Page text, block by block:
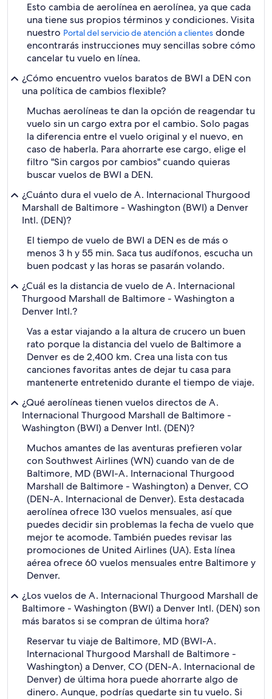
Esto cambia de aerolínea en aerolínea, ya que cada
una tiene sus propios términos y condiciones. Visita
nuestro Portal del servicio de atención a clientes donde
encontrarás instrucciones muy sencillas sobre cómo
cancelar tu vuelo en línea.
¿Cómo encuentro vuelos baratos de BWI a DEN con
una política de cambios flexible?
Muchas aerolíneas te dan la opción de reagendar tu
vuelo sin un cargo extra por el cambio. Solo pagas
la diferencia entre el vuelo original y el nuevo, en
caso de haberla. Para ahorrarte ese cargo, elige el
filtro "Sin cargos por cambios" cuando quieras
buscar vuelos de BWI a DEN.
¿Cuánto dura el vuelo de A. Internacional Thurgood
Marshall de Baltimore - Washington (BWI) a Denver
Intl. (DEN)?
El tiempo de vuelo de BWI a DEN es de más o
menos 3 h y 55 min. Saca tus audífonos, escucha un
buen podcast y las horas se pasarán volando.
¿Cuál es la distancia de vuelo de A. Internacional
Thurgood Marshall de Baltimore - Washington a
Denver Intl.?
Vas a estar viajando a la altura de crucero un buen
rato porque la distancia del vuelo de Baltimore a
Denver es de 2,400 km. Crea una lista con tus
canciones favoritas antes de dejar tu casa para
mantenerte entretenido durante el tiempo de viaje.
¿Qué aerolíneas tienen vuelos directos de A.
Internacional Thurgood Marshall de Baltimore -
Washington (BWI) a Denver Intl. (DEN)?
Muchos amantes de las aventuras prefieren volar
con Southwest Airlines (WN) cuando van de de
Baltimore, MD (BWI-A. Internacional Thurgood
Marshall de Baltimore - Washington) a Denver, CO
(DEN-A. Internacional de Denver). Esta destacada
aerolínea ofrece 130 vuelos mensuales, así que
puedes decidir sin problemas la fecha de vuelo que
mejor te acomode. También puedes revisar las
promociones de United Airlines (UA). Esta línea
aérea ofrece 60 vuelos mensuales entre Baltimore y
Denver.
¿Los vuelos de A. Internacional Thurgood Marshall de
Baltimore - Washington (BWI) a Denver Intl. (DEN) son
más baratos si se compran de última hora?
Reservar tu viaje de Baltimore, MD (BWI-A.
Internacional Thurgood Marshall de Baltimore -
Washington) a Denver, CO (DEN-A. Internacional de
Denver) de última hora puede ahorrarte algo de
dinero. Aunque, podrías quedarte sin tu vuelo. Si